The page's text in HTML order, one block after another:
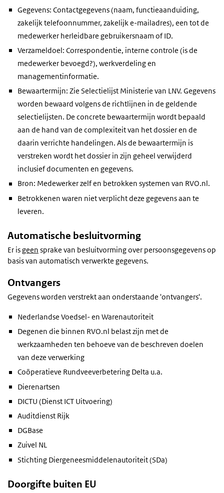
Gegevens: Contactgegevens (naam, functieaanduiding,
zakelijk telefoonnummer, zakelijk e-mailadres), een tot de
medewerker herleidbare gebruikersnaam of ID.
Verzameldoel: Correspondentie, interne controle (is de
medewerker bevoegd?), werkverdeling en
managementinformatie.
Bewaartermijn: Zie Selectielijst Ministerie van LNV. Gegevens
worden bewaard volgens de richtlijnen in de geldende
selectielijsten. De concrete bewaartermijn wordt bepaald
aan de hand van de complexiteit van het dossier en de
daarin verrichte handelingen. Als de bewaartermijn is
verstreken wordt het dossier in zijn geheel verwijderd
inclusief documenten en gegevens.
Bron: Medewerker zelf en betrokken systemen van RVO.nl.
Betrokkenen waren niet verplicht deze gegevens aan te
leveren.
Automatische besluitvorming
Er isgeen sprake van besluitvorming over persoonsgegevens op
basis van automatisch verwerkte gegevens.
Ontvangers
Gegevens worden verstrekt aan onderstaande 'ontvangers'.
Nederlandse Voedsel- en Warenautoriteit
Degenen die binnen RVO.nl belast zijn met de
werkzaamheden ten behoeve van de beschreven doelen
van deze verwerking
Coöperatieve Rundveeverbetering Delta u.a.
Dierenartsen
DICTU (Dienst ICT Uitvoering)
Auditdienst Rijk
DGBase
Zuivel NL
Stichting Diergeneesmiddelenautoriteit (SDa)
Doorgifte buiten EU